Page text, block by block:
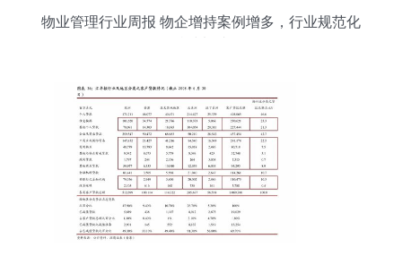
物业管理行业周报 物企增持案例增多，行业规范化